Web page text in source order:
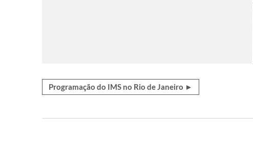
Programação do IMS no Rio de Janeiro ►